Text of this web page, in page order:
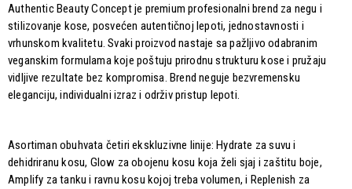
Authentic Beauty Concept je premium profesionalni brend za negu i
stilizovanje kose, posvećen autentičnoj lepoti, jednostavnosti i
vrhunskom kvalitetu. Svaki proizvod nastaje sa pažljivo odabranim
veganskim formulama koje poštuju prirodnu strukturu kose i pružaju
vidljive rezultate bez kompromisa. Brend neguje bezvremensku
eleganciju, individualni izraz i održiv pristup lepoti.
Asortiman obuhvata četiri ekskluzivne linije: Hydrate za suvu i
dehidriranu kosu, Glow za obojenu kosu koja želi sjaj i zaštitu boje,
Amplify za tanku i ravnu kosu kojoj treba volumen, i Replenish za